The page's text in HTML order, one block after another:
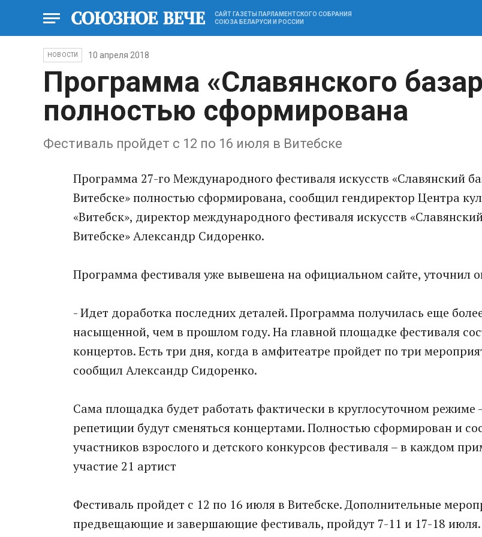
САЙТ ГАЗЕТЫ ПАРЛАМЕНТСКОГО СОБРАНИЯ
СОЮЗА БЕЛАРУСИ И РОССИИ
НОВОСТИ 10 апреля 2018
Программа «Славянского
полностью сформирована
Фестиваль пройдет с 12 по 16 июля в Витебске
Программа 27-го Международного фестиваля искусств «Славянский
Витебске» полностью сформирована, сообщил гендиректор Центра
«Витебск», директор международного фестиваля искусств
Витебске» Александр Сидоренко.
Программа фестиваля уже вывешена на официальном сайте, уточнил
- Идет доработка последних деталей. Программа получилась еще
насыщенной, чем в прошлом году. На главной площадке фестиваля
концертов. Есть три дня, когда в амфитеатре пройдет по три
сообщил Александр Сидоренко.
Сама площадка будет работать фактически в круглосуточном режиме
репетиции будут сменяться концертами. Полностью сформирован и
участников взрослого и детского конкурсов фестиваля – в каждом
участие 21 артист
Фестиваль пройдет с 12 по 16 июля в Витебске. Дополнительные
предвещающие и завершающие фестиваль, пройдут 7-11 и 17-18 июля.